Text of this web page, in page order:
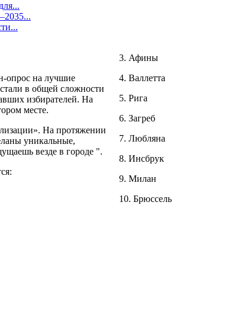
опрос на лучшие
в общей сложности
избирателей. На
месте.
На протяжении
уникальные,
везде в городе ".
3. Афины
4. Валлетта
5. Рига
6. Загреб
7. Любляна
8. Инсбрук
9. Милан
10. Брюссель